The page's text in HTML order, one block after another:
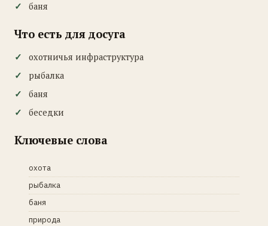
баня
Что есть для досуга
охотничья инфраструктура
рыбалка
баня
беседки
Ключевые слова
охота
рыбалка
баня
природа